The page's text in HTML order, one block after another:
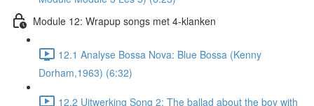
Module 12: Wrapup songs met 4-klanken
12.1 Analyse Bossa Nova: Blue Bossa (Kenny
Dorham,1963) (6:32)
12.2 Uitwerking Song 2: The ballad about the boy with